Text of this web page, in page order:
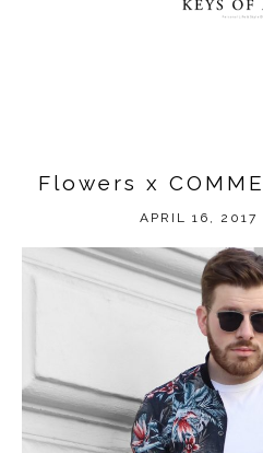
Flowers x
APRIL 16, 2017